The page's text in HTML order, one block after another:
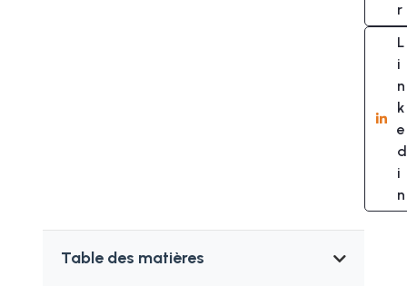
r
L
i
n
k
e
d
i
n
Table des matières